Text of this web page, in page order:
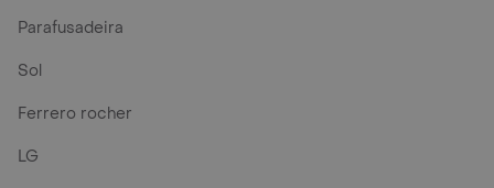
Parafusadeira
Sol
Ferrero rocher
LG